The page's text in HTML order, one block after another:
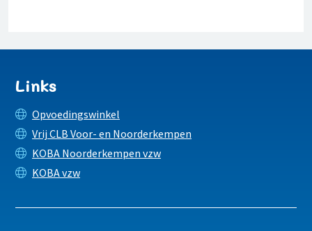
Links
Opvoedingswinkel
Vrij CLB Voor- en Noorderkempen
KOBA Noorderkempen vzw
KOBA vzw